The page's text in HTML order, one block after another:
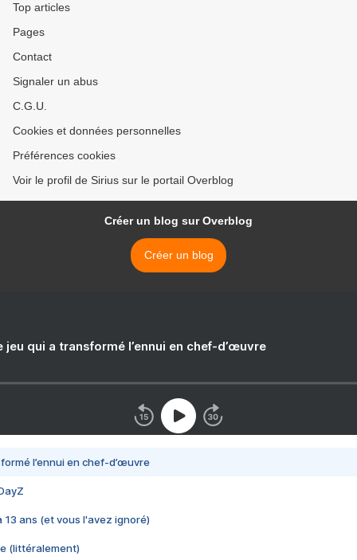
Top articles
Pages
Contact
Signaler un abus
C.G.U.
Cookies et données personnelles
Préférences cookies
Voir le profil de Sirius sur le portail Overblog
Créer un blog sur Overblog
Créer un blog
jeu qui a transformé l’ennui en chef-d’œuvre
l’ennui en chef-d’œuvre
13 ans (et vous l'avez ignoré)
(littéralement)